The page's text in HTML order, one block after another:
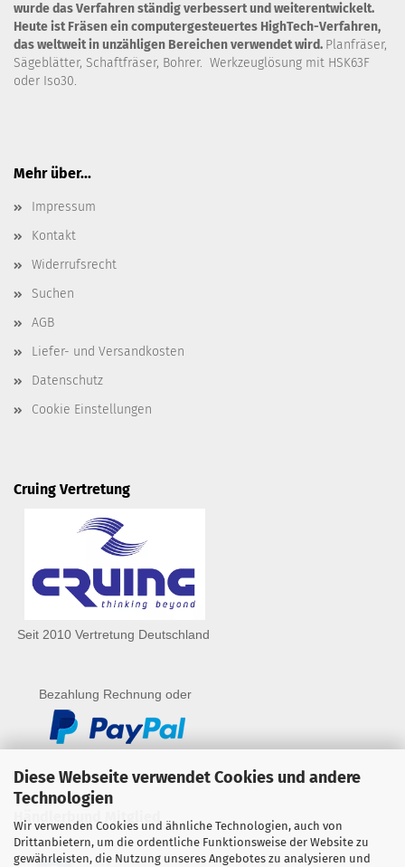
Diese Webseite verwendet Cookies und andere
Technologien
Wir verwenden Cookies und ähnliche Technologien, auch von
Drittanbietern, um die ordentliche Funktionsweise der Website zu
gewährleisten, die Nutzung unseres Angebotes zu analysieren und
wurde das Verfahren ständig verbessert und weiterentwickelt.
Heute ist Fräsen ein computergesteuertes HighTech-Verfahren,
das weltweit in unzähligen Bereichen verwendet wird. Planfräser,
Sägeblätter, Schaftfräser, Bohrer. Werkzeuglösung mit HSK63F
oder Iso30.
Mehr über...
Impressum
Kontakt
Widerrufsrecht
Suchen
AGB
Liefer- und Versandkosten
Datenschutz
Cookie Einstellungen
Cruing Vertretung
Seit 2010 Vertretung Deutschland
Bezahlung Rechnung oder
Händlerbund Mitglied